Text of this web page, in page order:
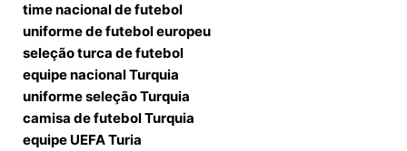
time nacional de futebol
uniforme de futebol europeu
seleção turca de futebol
equipe nacional Turquia
uniforme seleção Turquia
camisa de futebol Turquia
equipe UEFA Turia